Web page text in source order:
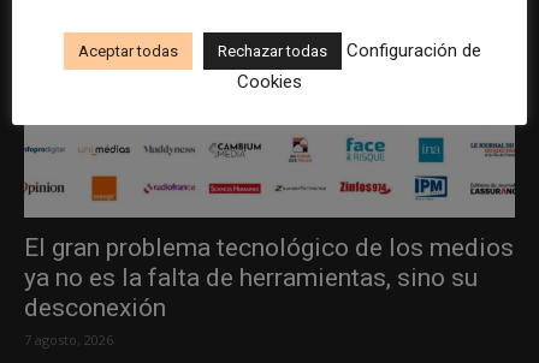
El gran problema tecnológico de los medios
ya no es la falta de herramientas, sino su
desconexión
7 agosto, 2026
Aceptar todas Rechazar todas
Configuración de
Cookies